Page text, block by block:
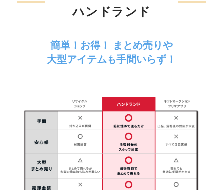
ハンドランド
簡単！お得！ まとめ売りや
大型アイテムも手間いらず！